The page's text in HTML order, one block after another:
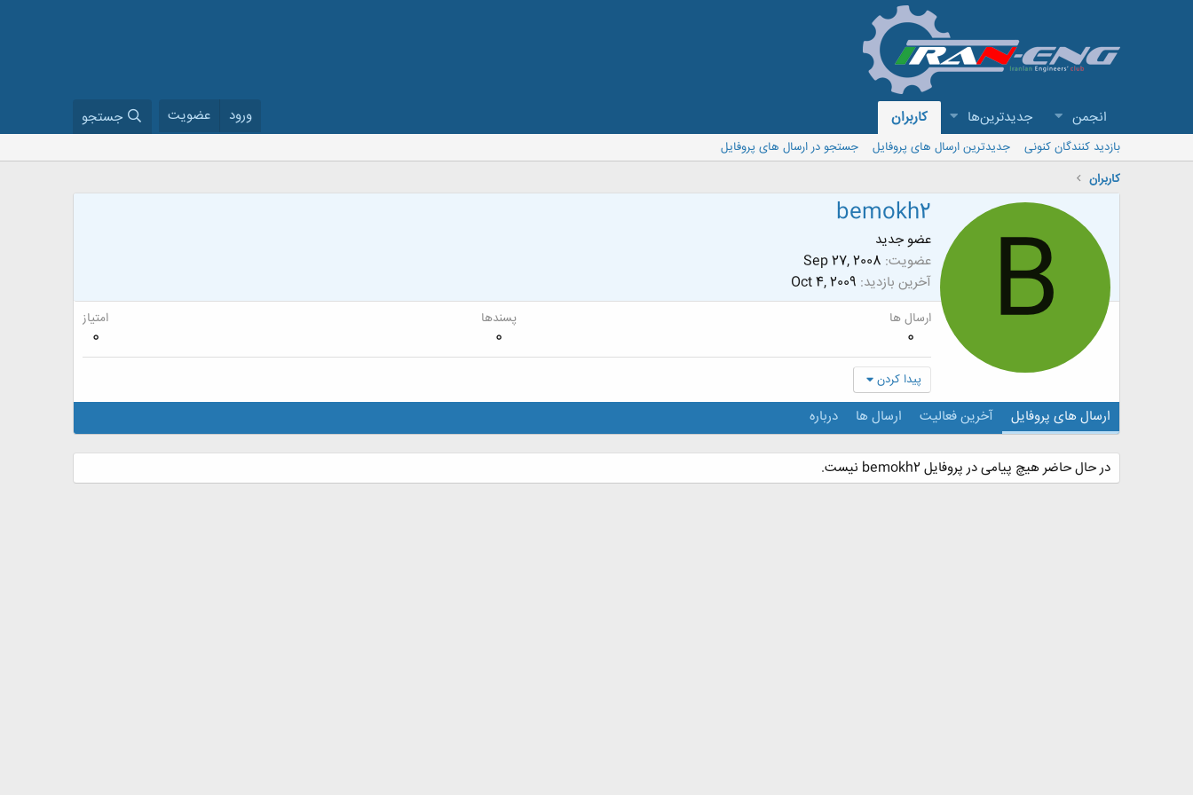
انجمن جدیدترین‌ها کاربران ورود عضویت جستجو
بازدید کنندگان کنونی جدیدترین ارسال های پروفایل
جستجو در ارسال های پروفایل
کاربران
B
bemokh2
عضو جدید
عضویت Sep 27, 2008
آخرین بازدید Oct 4, 2009
ارسال ها
0
پسندها
0
امتیاز
0
پیدا کردن
ارسال های پروفایل آخرین فعالیت ارسال ها درباره
در حال حاضر هیچ پیامی در پروفایل bemokh2 نیست.